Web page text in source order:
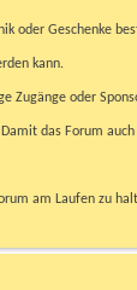
oder Geschenke
kann.
Zugänge oder
das Forum
am Laufen zu